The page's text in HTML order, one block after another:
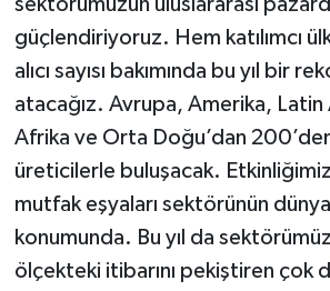
sektörümüzün uluslararası
güçlendiriyoruz. Hem katılımcı
alıcı sayısı bakımında bu yıl bir
atacağız. Avrupa, Amerika, Latin
Afrika ve Orta Doğu’dan 200’den
üreticilerle buluşacak.
mutfak eşyaları sektörünün
konumunda. Bu yıl da
ölçekteki itibarını pekiştiren çok